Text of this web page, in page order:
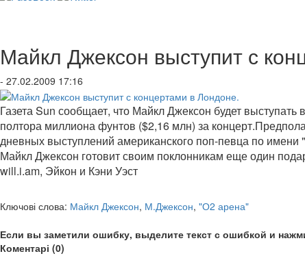
Майкл Джексон выступит с
- 27.02.2009 17:16
Газета Sun сообщает, что Майкл Джексон будет
полтора миллиона фунтов ($2,16 млн) за
дневных выступлений американского поп-певца по имени
Майкл Джексон готовит своим поклонникам еще один
will.i.am, Эйкон и Кэни Уэст
Ключові слова: Майкл Джексон, М.Джексон, "О2 арена"
Если вы заметили ошибку, выделите текст с ошибкой и
Коментарі (0)